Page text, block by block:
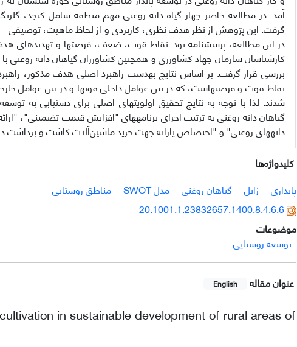
آمد. در مطالعه حاضر چهار گیاه دانه روغنی مهم منطقه شامل کنجد،
گرفت. این پژوهش از نظر هدف نظری، کاربردی و از لحاظ ماهیت، توصیفی -
در این مطالعه، پرسشنامه بود. نقاط قوت، ضعف، فرصت­ها و تهدیدهای
کارشناسان سازمان جهاد کشاورزی و همچنین کشاورزان گیاهان دانه روغنی
بررسی قرار گرفت. بر اساس نتایج به­دست راهبرد اصلی هدف مذکور،
نقاط قوت و فرصت­هاست، که در بین عوامل داخلی قوت­ها و در بین عوامل
شدند. لذا با توجه به نتایج تحقیق اولویت­های اصلی برای دستیابی به
گیاهان دانه روغنی به ترتیب اجرای برنامه­های "افزایش قیمت تضمینی"،
دانه­های روغنی" و "اختصاص یارانه جهت خرید ماشین‌آلات کاشت و
کلیدواژه‌ها
پایداری
زابل گیاهان روغنی مدل SWOT
مناطق روستایی
20.1001.1.23832657.1400.8.4.6.6
موضوعات
توسعه روستایی
عنوان مقاله English
in sustainable development of rural areas of